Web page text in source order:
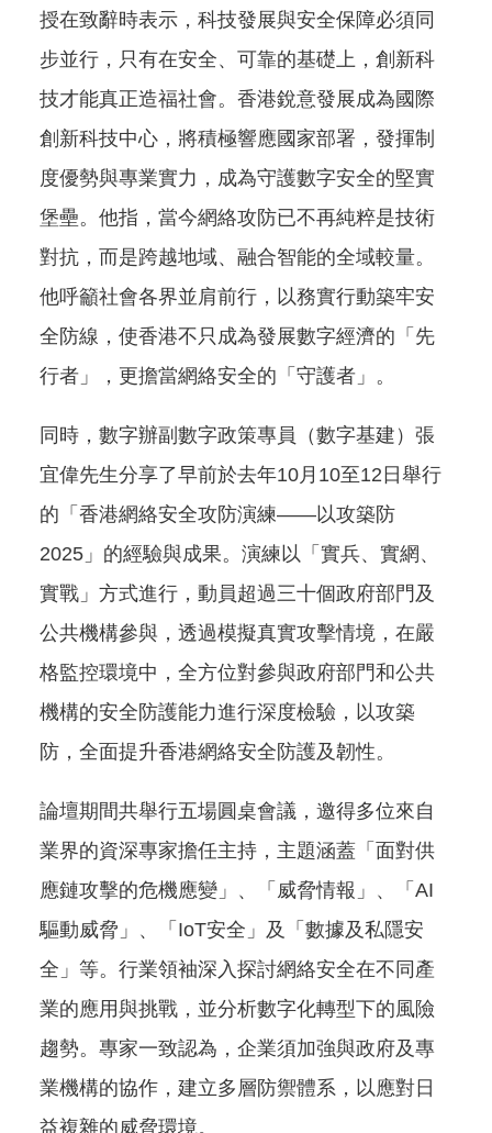
授在致辭時表示，科技發展與安全保障必須同
步並行，只有在安全、可靠的基礎上，創新科
技才能真正造福社會。香港銳意發展成為國際
創新科技中心，將積極響應國家部署，發揮制
度優勢與專業實力，成為守護數字安全的堅實
堡壘。他指，當今網絡攻防已不再純粹是技術
對抗，而是跨越地域、融合智能的全域較量。
他呼籲社會各界並肩前行，以務實行動築牢安
全防線，使香港不只成為發展數字經濟的「先
行者」，更擔當網絡安全的「守護者」。
同時，數字辦副數字政策專員（數字基建）張
宜偉先生分享了早前於去年10月10至12日舉行
的「香港網絡安全攻防演練——以攻築防
2025」的經驗與成果。演練以「實兵、實網、
實戰」方式進行，動員超過三十個政府部門及
公共機構參與，透過模擬真實攻擊情境，在嚴
格監控環境中，全方位對參與政府部門和公共
機構的安全防護能力進行深度檢驗，以攻築
防，全面提升香港網絡安全防護及韌性。
論壇期間共舉行五場圓桌會議，邀得多位來自
業界的資深專家擔任主持，主題涵蓋「面對供
應鏈攻擊的危機應變」、「威脅情報」、「AI
驅動威脅」、「IoT安全」及「數據及私隱安
全」等。行業領袖深入探討網絡安全在不同產
業的應用與挑戰，並分析數字化轉型下的風險
趨勢。專家一致認為，企業須加強與政府及專
業機構的協作，建立多層防禦體系，以應對日
益複雜的威脅環境。